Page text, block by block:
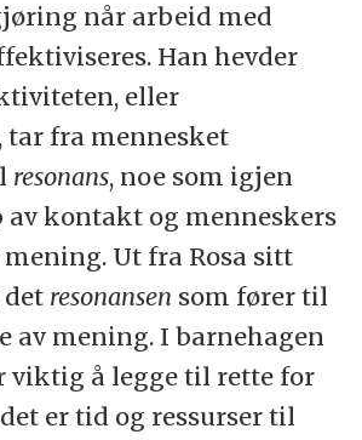
når arbeid med
Han hevder
eller
, tar fra mennesket
resonans, noe som igjen
av kontakt og menneskers
mening. Ut fra Rosa sitt
resonansen som fører til
av mening. I barnehagen
viktig å legge til rette for
er tid og ressurser til